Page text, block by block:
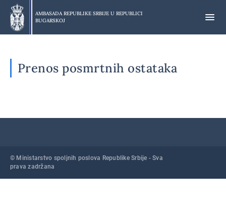
Preskoči
glavni
deo
AMBASADA REPUBLIKE SRBIJE U REPUBLICI
BUGARSKOJ
Prenos posmrtnih ostataka
© Ministarstvo spoljnih poslova Republike Srbije - Sva
prava zadržana